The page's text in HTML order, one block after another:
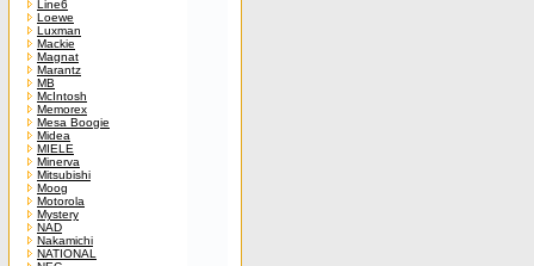
Line6
Loewe
Luxman
Mackie
Magnat
Marantz
MB
McIntosh
Memorex
Mesa Boogie
Midea
MIELE
Minerva
Mitsubishi
Moog
Motorola
Mystery
NAD
Nakamichi
NATIONAL